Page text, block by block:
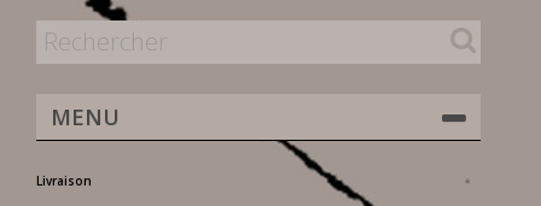
MENU
Livraison